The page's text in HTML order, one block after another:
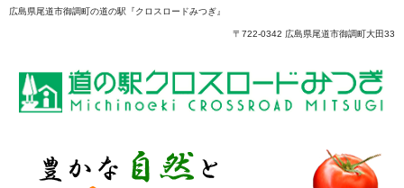
広島県尾道市御調町の道の駅『クロスロードみつぎ』
〒722-0342 広島県尾道市御調町大田33